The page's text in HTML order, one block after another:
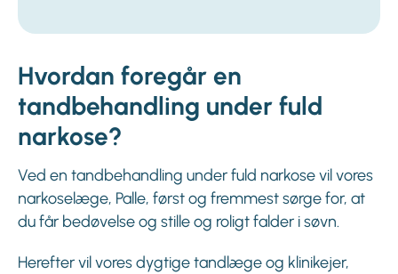
Hvordan foregår en
tandbehandling under fuld
narkose?
Ved en tandbehandling under fuld narkose vil vores
narkoselæge, Palle, først og fremmest sørge for, at
du får bedøvelse og stille og roligt falder i søvn.
Herefter vil vores dygtige tandlæge og klinikejer,